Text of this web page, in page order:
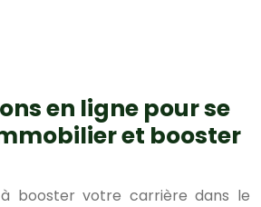
en ligne pour se
et booster
booster votre carrière dans le